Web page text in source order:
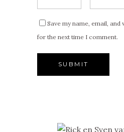
Save my name, email,
for the next time I comment.